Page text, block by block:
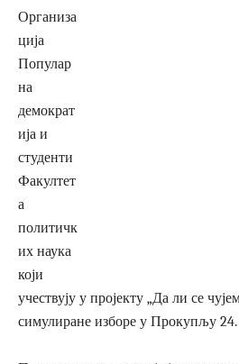
Организа
ција
Популар
на
демократ
ија и
студенти
Факултет
а
политичк
их наука
који
учествују у пројекту „Да ли се
симулиране изборе у Прокупљу 24.